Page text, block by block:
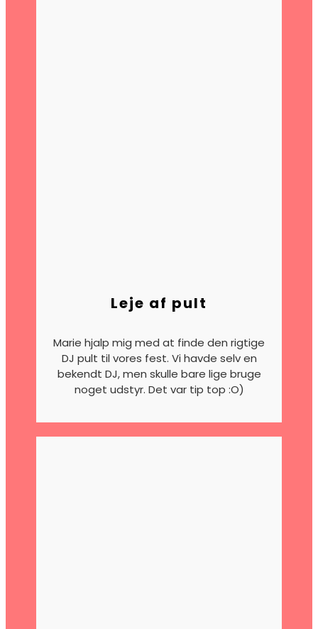
Leje af pult
Marie hjalp mig med at finde den rigtige
DJ pult til vores fest. Vi havde selv en
bekendt DJ, men skulle bare lige bruge
noget udstyr. Det var tip top :O)